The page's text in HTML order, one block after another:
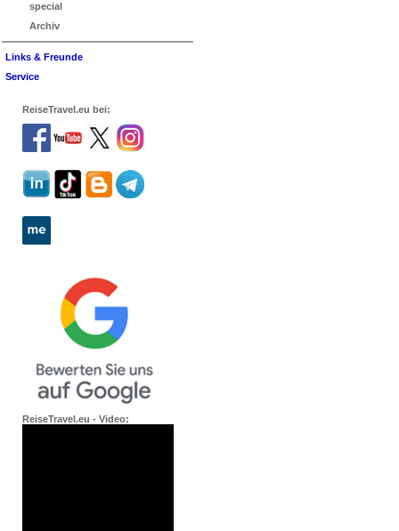
special
Archiv
Links & Freunde
Service
ReiseTravel.eu bei:
ReiseTravel.eu - Video: